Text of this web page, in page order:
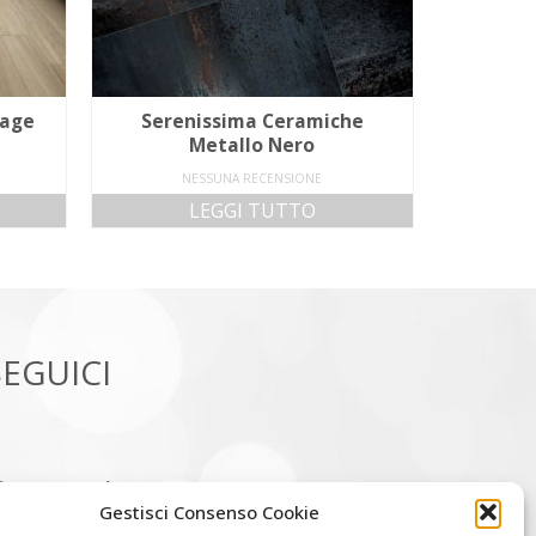
Gestisci Consenso Cookie
Serenissima Ceramiche
Metallo Nero
NESSUNA RECENSIONE
LEGGI TUTTO